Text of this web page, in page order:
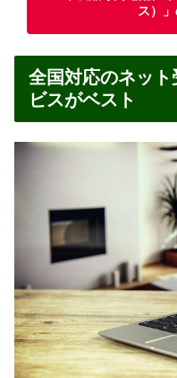
ス）
全国対応のネッ
ビスがベスト